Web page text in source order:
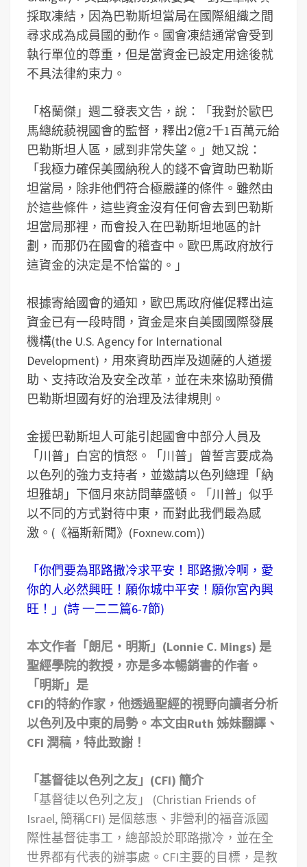
採取凍結，因為巴勒斯坦當局在國際組織之間
尋求成為成員國的動作。國會凍結通常會受到
執行單位的尊重，但是當資金已設定用途後就
不具法律約束力。
「格蘭傑」週二發表文告，說：「我對於歐巴
馬總統藐視國會的監督，釋出2億2千1百萬元給
巴勒斯坦人區，感到非常失望。」她又說：
「我極力確保美國納稅人的錢不會資助巴勒斯
坦當局，除非他們符合極嚴謹的條件。雖然由
於這些條件，這些資金沒有任何會去到巴勒斯
坦當局那裡，而會投入在巴勒斯坦地區的計
劃，而那仍在國會的稽查中。歐巴馬政府放行
這資金的決定是不恰當的。」
根據寄給國會的通知，歐巴馬政府催促釋出這
資金已有一段時間，資金是來自美國國際發展
機構(the U.S. Agency for International
Development)，用來資助西岸及迦薩的人道援
助、支持政治及安全改革，並在未來協助預備
巴勒斯坦國有好的治理及法律規則。
金援巴勒斯坦人可能引起國會中部分人員及
「川普」白宮的憤怒。「川普」曾誓言要成為
以色列的強力支持者，並邀請以色列總理「納
坦雅胡」下個月來訪問華盛頓。「川普」似乎
以不同的方式對待中東，而對此我們最為感
激。(《福斯新聞》(Foxnew.com))
「你們要為耶路撒冷求平安！耶路撒冷啊，愛
你的人必然興旺！願你城中平安！願你宮內興
旺！」(詩 一二二篇6-7節)
本文作者「朗尼‧明斯」(Lonnie C. Mings) 是
聖經學院的教授，亦是多本暢銷書的作者。
「明斯」是
CFI的特約作家，他透過聖經的視野向讀者分析
以色列及中東的局勢。本文由Ruth 姊妹翻譯、
CFI 潤稿，特此致謝！
「基督徒以色列之友」(CFI) 簡介
「基督徒以色列之友」 (Christian Friends of
Israel, 簡稱CFI) 是個慈惠、非營利的福音派國
際性基督徒事工，總部設於耶路撒冷，並在全
世界都有代表的辦事處。CFI主要的目標，是教